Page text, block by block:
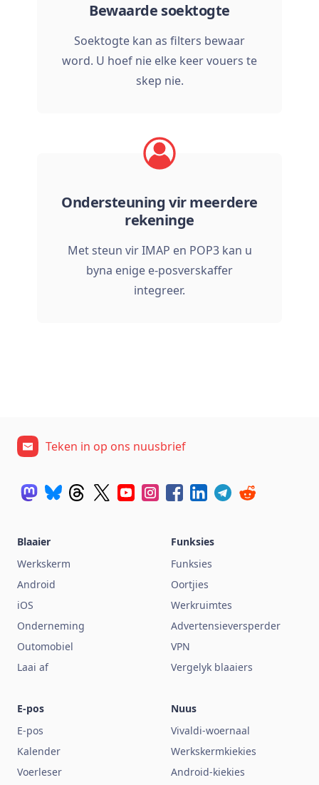
Bewaarde soektogte
Soektogte kan as filters bewaar
word. U hoef nie elke keer vouers te
skep nie.
Ondersteuning vir meerdere
rekeninge
Met steun vir IMAP en POP3 kan u
byna enige e-posverskaffer
integreer.
Teken in op ons nuusbrief
Blaaier
Werkskerm
Android
iOS
Onderneming
Outomobiel
Laai af
Funksies
Funksies
Oortjies
Werkruimtes
Advertensieversperder
VPN
Vergelyk blaaiers
E-pos
E-pos
Kalender
Voerleser
Nuus
Vivaldi-woernaal
Werkskermkiekies
Android-kiekies